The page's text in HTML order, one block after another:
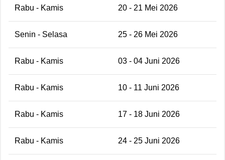
Rabu - Kamis 20 - 21 Mei 2026
Senin - Selasa 25 - 26 Mei 2026
Rabu - Kamis 03 - 04 Juni 2026
Rabu - Kamis 10 - 11 Juni 2026
Rabu - Kamis 17 - 18 Juni 2026
Rabu - Kamis 24 - 25 Juni 2026